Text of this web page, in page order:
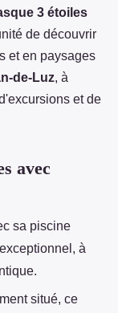
3 étoiles
de découvrir
et en paysages
de-Luz, à
et de
avec
sa piscine
à
situé, ce